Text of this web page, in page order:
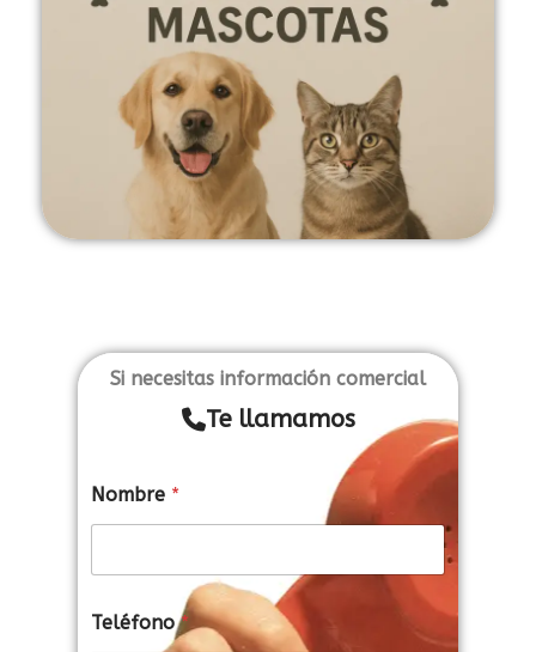
Si necesitas información comercial
Te llamamos
Nombre *
Teléfono*